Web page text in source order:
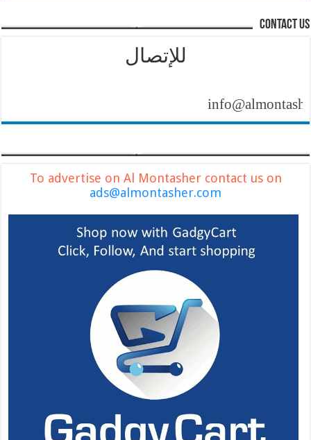
contact us
للإتصال
info@almontasher.com
To advertise on Al Montasher contact us on
ads@almontasher.com